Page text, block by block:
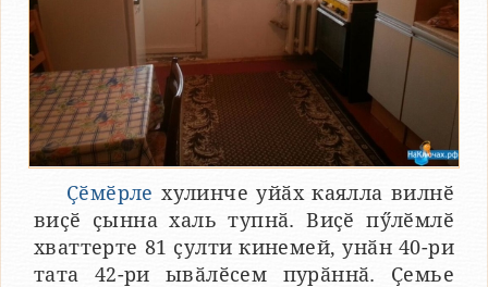
Ҫӗмӗрле хулинче уйӑх каялла вилнӗ
виҫӗ ҫынна халь тупнӑ. Виҫӗ пӳлӗмлӗ
хваттерте 81 ҫулти кинемей, унӑн 40-ри
тата 42-ри ывӑлӗсем пурӑннӑ. Ҫемье